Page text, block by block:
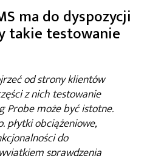
ma do dyspozycji
takie testowanie
od strony klientów
z nich testowanie
Probe może być istotne.
płytki obciążeniowe,
do